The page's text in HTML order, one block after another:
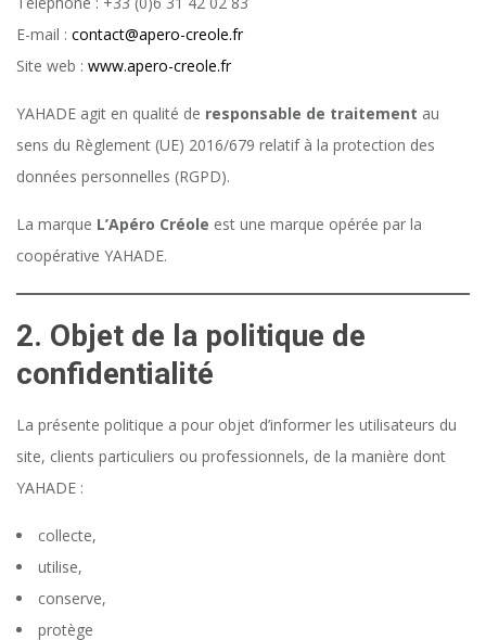
E-mail : contact@apero-creole.fr
Site web : www.apero-creole.fr
YAHADE agit en qualité de responsable de traitement au
sens du Règlement (UE) 2016/679 relatif à la protection des
données personnelles (RGPD).
La marque L’Apéro Créole est une marque opérée par la
coopérative YAHADE.
2. Objet de la politique de
confidentialité
La présente politique a pour objet d’informer les utilisateurs du
site, clients particuliers ou professionnels, de la manière dont
YAHADE :
collecte,
utilise,
conserve,
protège